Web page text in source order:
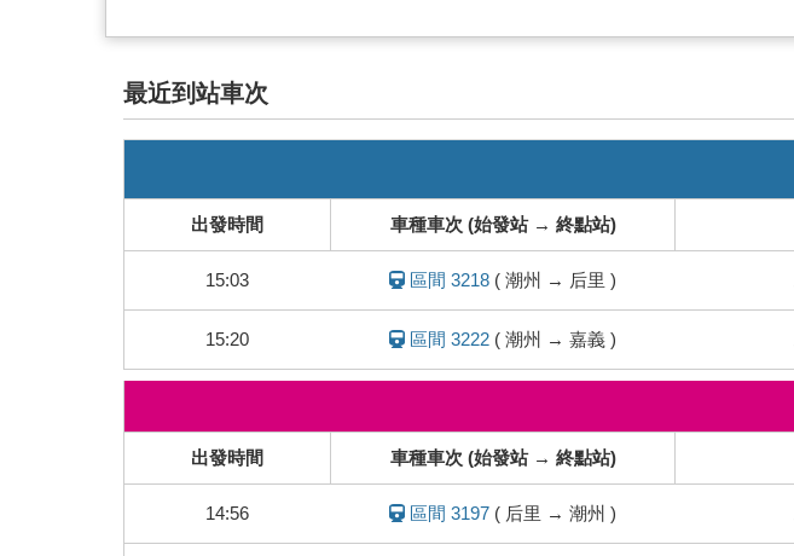
最近到站車次
出發時間 車種車次 (始發站 → 終點站)
15:03 區間 3218 ( 潮州 → 后里 )
15:20 區間 3222 ( 潮州 → 嘉義 )
車
出發時間 車種車次 (始發站 → 終點站)
14:56 區間 3197 ( 后里 → 潮州 )